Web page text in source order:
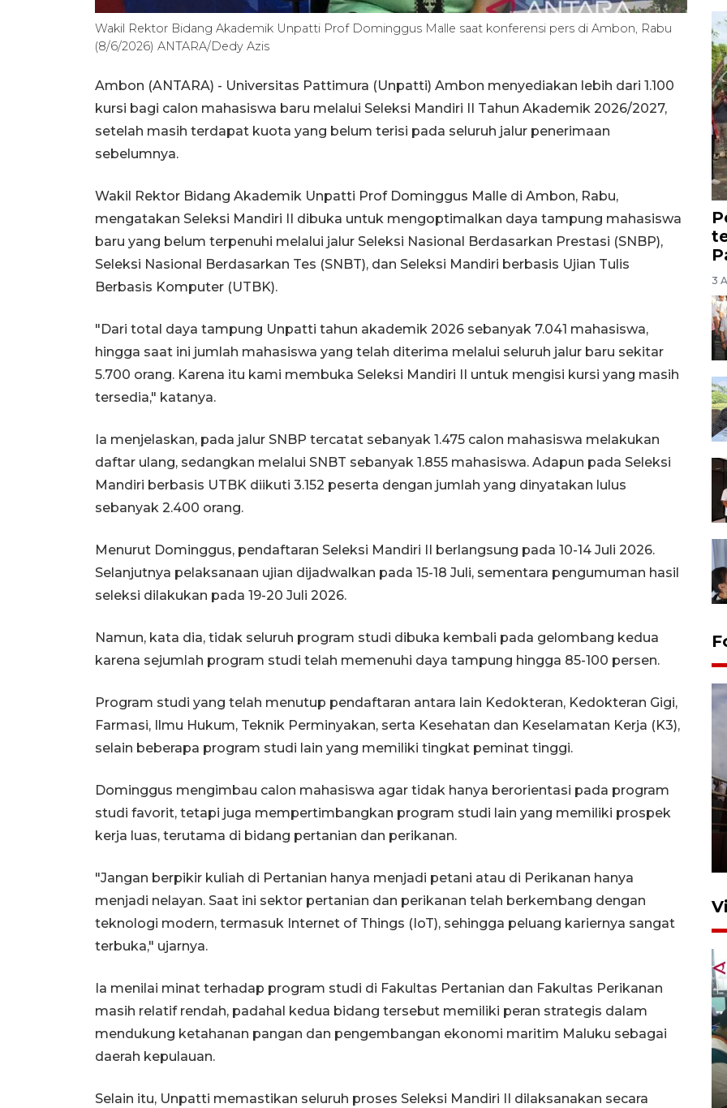
Wakil Rektor Bidang Akademik Unpatti Prof Dominggus Malle saat konferensi pers di Ambon, Rabu
(8/6/2026) ANTARA/Dedy Azis
Ambon (ANTARA) - Universitas Pattimura (Unpatti) Ambon menyediakan lebih dari 1.100
kursi bagi calon mahasiswa baru melalui Seleksi Mandiri II Tahun Akademik 2026/2027,
setelah masih terdapat kuota yang belum terisi pada seluruh jalur penerimaan
sebelumnya.
Wakil Rektor Bidang Akademik Unpatti Prof Dominggus Malle di Ambon, Rabu,
mengatakan Seleksi Mandiri II dibuka untuk mengoptimalkan daya tampung mahasiswa
baru yang belum terpenuhi melalui jalur Seleksi Nasional Berdasarkan Prestasi (SNBP),
Seleksi Nasional Berdasarkan Tes (SNBT), dan Seleksi Mandiri berbasis Ujian Tulis
Berbasis Komputer (UTBK).
"Dari total daya tampung Unpatti tahun akademik 2026 sebanyak 7.041 mahasiswa,
hingga saat ini jumlah mahasiswa yang telah diterima melalui seluruh jalur baru sekitar
5.700 orang. Karena itu kami membuka Seleksi Mandiri II untuk mengisi kursi yang masih
tersedia," katanya.
Ia menjelaskan, pada jalur SNBP tercatat sebanyak 1.475 calon mahasiswa melakukan
daftar ulang, sedangkan melalui SNBT sebanyak 1.855 mahasiswa. Adapun pada Seleksi
Mandiri berbasis UTBK diikuti 3.152 peserta dengan jumlah yang dinyatakan lulus
sebanyak 2.400 orang.
Menurut Dominggus, pendaftaran Seleksi Mandiri II berlangsung pada 10-14 Juli 2026.
Selanjutnya pelaksanaan ujian dijadwalkan pada 15-18 Juli, sementara pengumuman hasil
seleksi dilakukan pada 19-20 Juli 2026.
Namun, kata dia, tidak seluruh program studi dibuka kembali pada gelombang kedua
karena sejumlah program studi telah memenuhi daya tampung hingga 85-100 persen.
Program studi yang telah menutup pendaftaran antara lain Kedokteran, Kedokteran Gigi,
Farmasi, Ilmu Hukum, Teknik Perminyakan, serta Kesehatan dan Keselamatan Kerja (K3),
selain beberapa program studi lain yang memiliki tingkat peminat tinggi.
Dominggus mengimbau calon mahasiswa agar tidak hanya berorientasi pada program
studi favorit, tetapi juga mempertimbangkan program studi lain yang memiliki prospek
kerja luas, terutama di bidang pertanian dan perikanan.
"Jangan berpikir kuliah di Pertanian hanya menjadi petani atau di Perikanan hanya
menjadi nelayan. Saat ini sektor pertanian dan perikanan telah berkembang dengan
teknologi modern, termasuk Internet of Things (IoT), sehingga peluang kariernya sangat
terbuka," ujarnya.
Ia menilai minat terhadap program studi di Fakultas Pertanian dan Fakultas Perikanan
masih relatif rendah, padahal kedua bidang tersebut memiliki peran strategis dalam
mendukung ketahanan pangan dan pengembangan ekonomi maritim Maluku sebagai
daerah kepulauan.
Selain itu, Unpatti memastikan seluruh proses Seleksi Mandiri II dilaksanakan secara
3
Unjuk rasa protes penataan
Pasar Higienis
pembinaan